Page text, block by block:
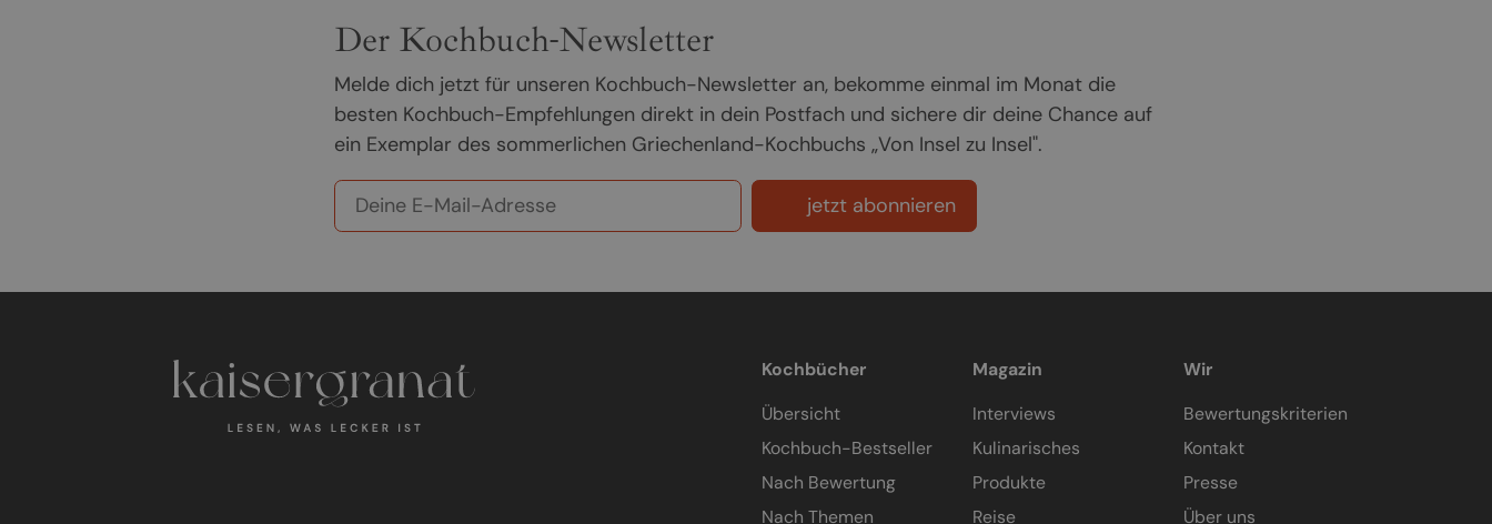
Der Kochbuch-Newsletter
Melde dich jetzt für unseren Kochbuch-Newsletter an, bekomme einmal im Monat die
besten Kochbuch-Empfehlungen direkt in dein Postfach und sichere dir deine Chance auf
ein Exemplar des sommerlichen Griechenland-Kochbuchs „Von Insel zu Insel".
jetzt abonnieren
Kochbücher
Übersicht
Kochbuch-Bestseller
Nach Bewertung
Nach Themen
Magazin
Interviews
Kulinarisches
Produkte
Reise
Wir
Bewertungskriterien
Kontakt
Presse
Über uns